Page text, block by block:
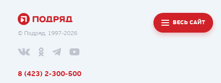
© Подряд, 1997-2026
ВЕСЬ САЙТ
8 (423) 2-300-500